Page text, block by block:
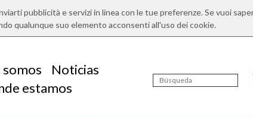
pubblicità e servizi in linea con le tue preferenze. Se vuoi
qualunque suo elemento acconsenti all'uso dei cookie.
somos
Noticias
estamos